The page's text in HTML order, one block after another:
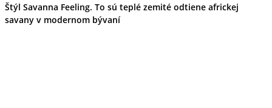
Štýl Savanna Feeling. To sú teplé zemité odtiene africkej
savany v modernom bývaní